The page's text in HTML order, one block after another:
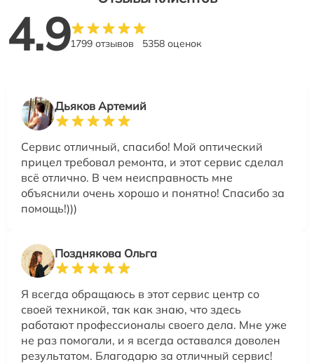
4.91799 отзывов 5358 оценок
Дьяков Артемий
Сервис отличный, спасибо! Мой оптический
прицел требовал ремонта, и этот сервис сделал
всё отлично. В чем неисправность мне
объяснили очень хорошо и понятно! Спасибо за
помощь!)))
Позднякова Ольга
Я всегда обращаюсь в этот сервис центр со
своей техникой, так как знаю, что здесь
работают профессионалы своего дела. Мне уже
не раз помогали, и я всегда оставался доволен
результатом. Благодарю за отличный сервис!